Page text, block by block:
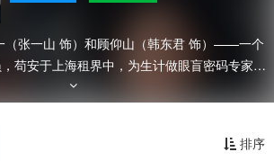
张一山 饰）和顾仰山（韩东君 饰）——一个
苟安于上海租界中，为生计做眼盲密码专家李
归来的军统特工，为阻止李约瑟替日工作将其
，顾仰山将计就计，雇佣丁一继续冒充李约
究计划。丁一被卷入了这场意外，顾仰山作
潮声剧团老板冼碧云的帮助下，潜伏进日军情报
排序